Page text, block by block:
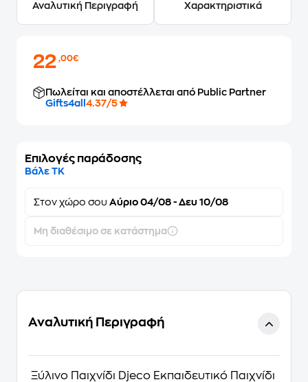
Αναλυτική Περιγραφή Χαρακτηριστικά
22,00€
Πωλείται και αποστέλλεται από Public Partner
Gifts4all 4.37/5
Επιλογές παράδοσης
Βάλε ΤΚ
Στον χώρο σου Αύριο 04/08 - Δευ 10/08
Μη διαθέσιμο σε κατάστημα
Αναλυτική Περιγραφή
Ξύλινο Παιχνίδι Djeco Εκπαιδευτικό Παιχνίδι